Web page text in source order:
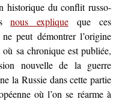
historique du conflit russo-
nous explique que ces
peut démontrer l’origine
où sa chronique est publiée,
nouvelle de la guerre
la Russie dans cette partie
où l’on se réarme à